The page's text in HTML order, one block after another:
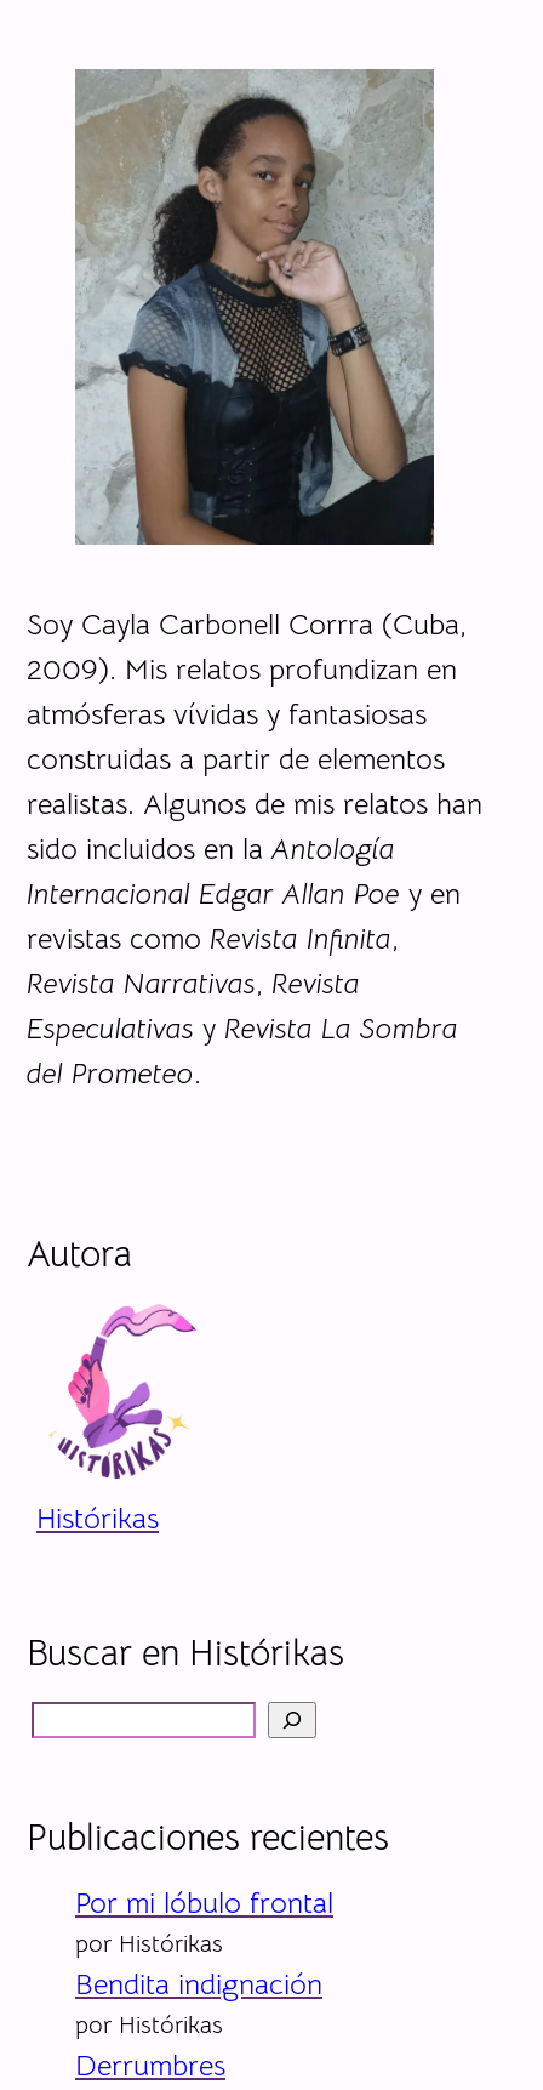
Soy Cayla Carbonell Corrra (Cuba,
2009). Mis relatos profundizan en
atmósferas vívidas y fantasiosas
construidas a partir de elementos
realistas. Algunos de mis relatos han
sido incluidos en laAntología
Internacional Edgar Allan Poe y en
revistas como Revista Infinita,
Revista Narrativas, Revista
Especulativas y Revista La Sombra
del Prometeo.
Autora
Histórikas
Buscar en Histórikas
q
Publicaciones recientes
Por mi lóbulo frontal
por Histórikas
Bendita indignación
por Histórikas
Derrumbres